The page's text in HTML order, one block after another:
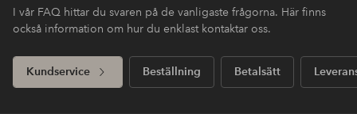
I vår FAQ hittar du svaren på de vanligaste frågorna. Här finns
också information om hur du enklast kontaktar oss.
Kundservice Beställning Betalsätt